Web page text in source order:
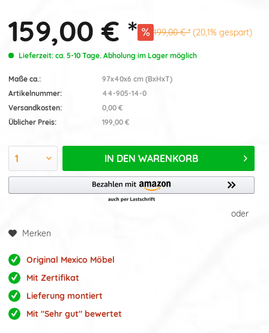
159,00 € * 199,00 € * (20,1% gespart)
Lieferzeit: ca. 5-10 Tage. Abholung im Lager möglich
Maße ca.:
97x40x6 cm (BxHxT)
Artikelnummer:
44-905-14-0
Versandkosten:
0,00 €
Üblicher Preis:
199,00 €
IN DEN WARENKORB
oder
Merken
Original Mexico Möbel
Mit Zertifikat
Lieferung montiert
Mit "Sehr gut" bewertet